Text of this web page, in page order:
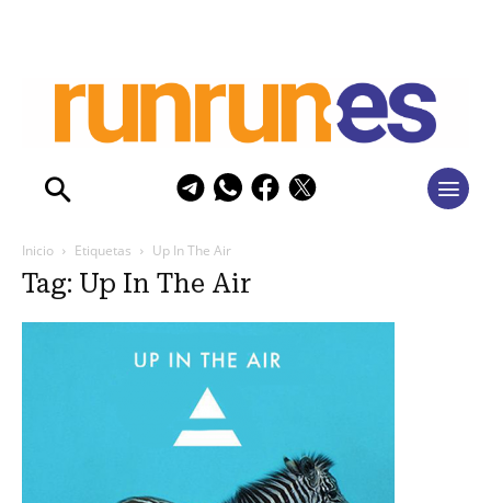
Inicio Etiquetas Up In The Air
Tag: Up In The Air